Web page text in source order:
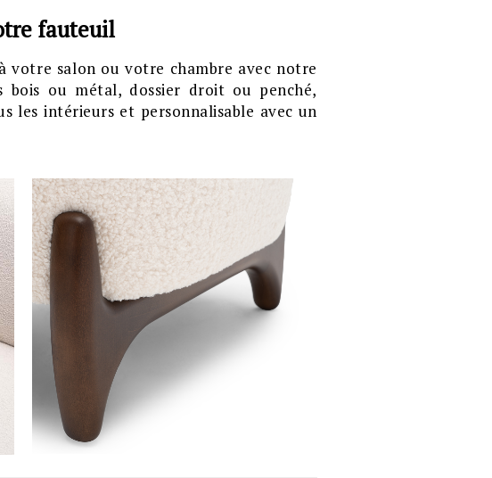
fauteuil
votre salon ou votre chambre avec notre
bois ou métal, dossier droit ou penché,
les intérieurs et personnalisable avec un